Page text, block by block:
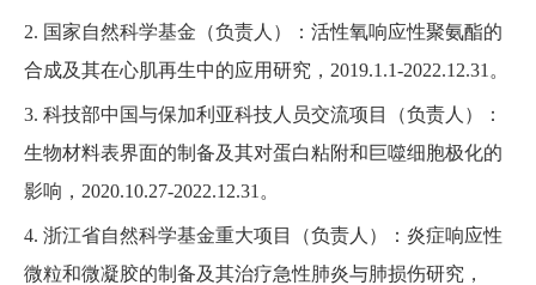
2. 国家自然科学基金（负责人）：活性氧响应性聚氨酯的
合成及其在心肌再生中的应用研究，2019.1.1-2022.12.31。
3. 科技部中国与保加利亚科技人员交流项目（负责人）：
生物材料表界面的制备及其对蛋白粘附和巨噬细胞极化的
影响，2020.10.27-2022.12.31。
4. 浙江省自然科学基金重大项目（负责人）：炎症响应性
微粒和微凝胶的制备及其治疗急性肺炎与肺损伤研究，